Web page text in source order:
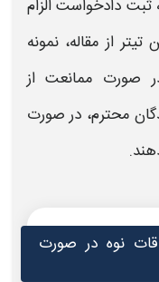
دادخواست الزام
تیتر از مقاله، نمونه
صورت ممانعت از
محترم، در صورت
نوه در صورت